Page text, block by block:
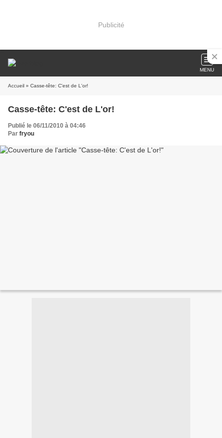
Publicité
MENU
Accueil » Casse-tête: C'est de L'or!
Casse-tête: C'est de L'or!
Publié le 06/11/2010 à 04:46
Par fryou